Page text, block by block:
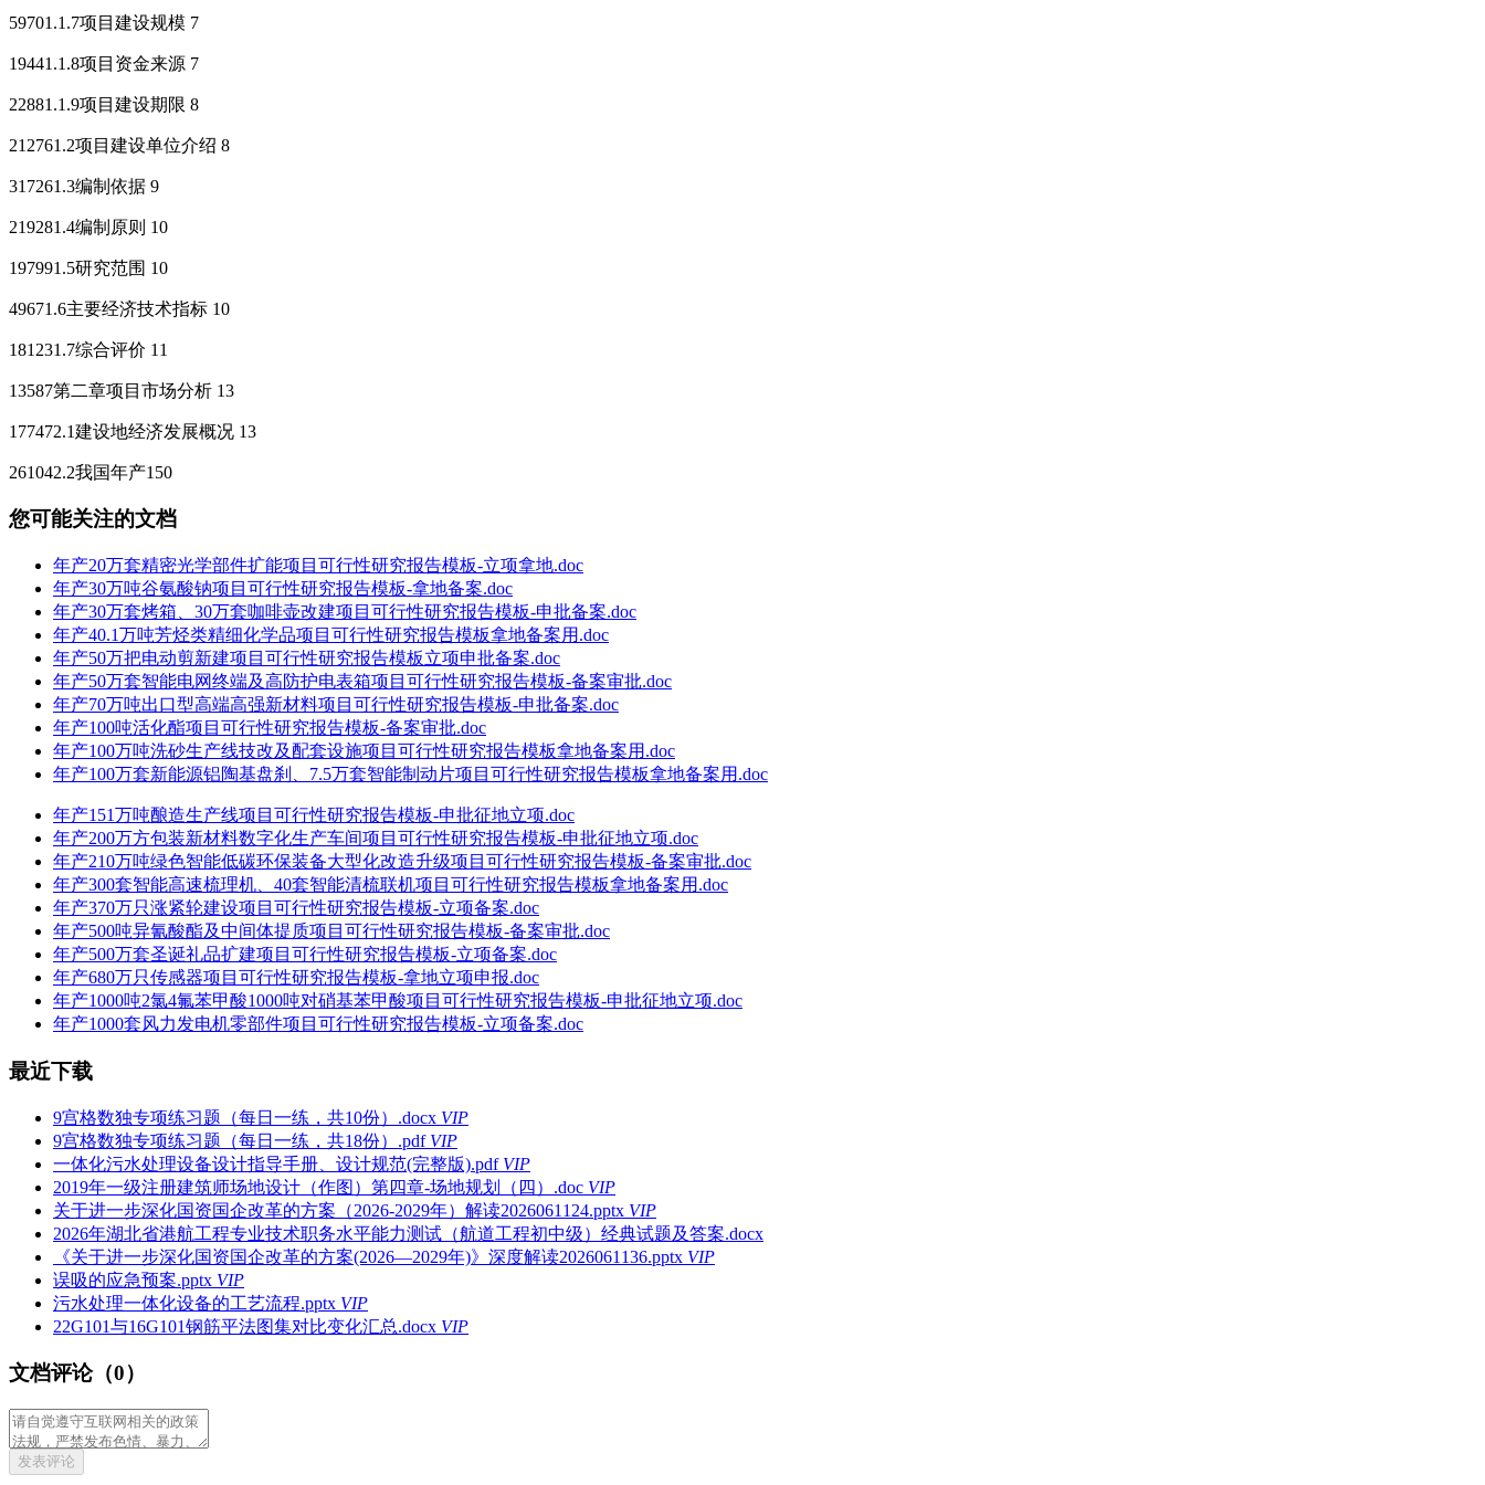
59701.1.7项目建设规模 7
19441.1.8项目资金来源 7
22881.1.9项目建设期限 8
212761.2项目建设单位介绍 8
317261.3编制依据 9
219281.4编制原则 10
197991.5研究范围 10
49671.6主要经济技术指标 10
181231.7综合评价 11
13587第二章项目市场分析 13
177472.1建设地经济发展概况 13
261042.2我国年产150
您可能关注的文档
年产20万套精密光学部件扩能项目可行性研究报告模板-立项拿地.doc
年产30万吨谷氨酸钠项目可行性研究报告模板-拿地备案.doc
年产30万套烤箱、30万套咖啡壶改建项目可行性研究报告模板-申批备案.doc
年产40.1万吨芳烃类精细化学品项目可行性研究报告模板拿地备案用.doc
年产50万把电动剪新建项目可行性研究报告模板立项申批备案.doc
年产50万套智能电网终端及高防护电表箱项目可行性研究报告模板-备案审批.doc
年产70万吨出口型高端高强新材料项目可行性研究报告模板-申批备案.doc
年产100吨活化酯项目可行性研究报告模板-备案审批.doc
年产100万吨洗砂生产线技改及配套设施项目可行性研究报告模板拿地备案用.doc
年产100万套新能源铝陶基盘刹、7.5万套智能制动片项目可行性研究报告模板拿地备案用.doc
年产151万吨酿造生产线项目可行性研究报告模板-申批征地立项.doc
年产200万方包装新材料数字化生产车间项目可行性研究报告模板-申批征地立项.doc
年产210万吨绿色智能低碳环保装备大型化改造升级项目可行性研究报告模板-备案审批.doc
年产300套智能高速梳理机、40套智能清梳联机项目可行性研究报告模板拿地备案用.doc
年产370万只涨紧轮建设项目可行性研究报告模板-立项备案.doc
年产500吨异氰酸酯及中间体提质项目可行性研究报告模板-备案审批.doc
年产500万套圣诞礼品扩建项目可行性研究报告模板-立项备案.doc
年产680万只传感器项目可行性研究报告模板-拿地立项申报.doc
年产1000吨2氯4氟苯甲酸1000吨对硝基苯甲酸项目可行性研究报告模板-申批征地立项.doc
年产1000套风力发电机零部件项目可行性研究报告模板-立项备案.doc
最近下载
9宫格数独专项练习题（每日一练，共10份）.docx VIP
9宫格数独专项练习题（每日一练，共18份）.pdf VIP
一体化污水处理设备设计指导手册、设计规范(完整版).pdf VIP
2019年一级注册建筑师场地设计（作图）第四章-场地规划（四）.doc VIP
关于进一步深化国资国企改革的方案（2026-2029年）解读2026061124.pptx VIP
2026年湖北省港航工程专业技术职务水平能力测试（航道工程初中级）经典试题及答案.docx
《关于进一步深化国资国企改革的方案(2026—2029年)》深度解读2026061136.pptx VIP
误吸的应急预案.pptx VIP
污水处理一体化设备的工艺流程.pptx VIP
22G101与16G101钢筋平法图集对比变化汇总.docx VIP
文档评论（0）
发表评论